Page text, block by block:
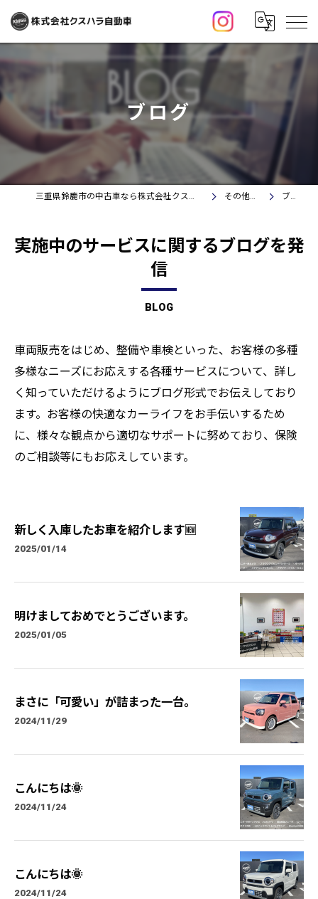
ブログ
三重県鈴鹿市の中古車なら株式会社クスハラ自動車 その他情報 ブログ
実施中のサービスに関するブログを発
信
BLOG
車両販売をはじめ、整備や車検といった、お客様の多種
多様なニーズにお応えする各種サービスについて、詳し
く知っていただけるようにブログ形式でお伝えしており
ます。お客様の快適なカーライフをお手伝いするため
に、様々な観点から適切なサポートに努めており、保険
のご相談等にもお応えしています。
新しく入庫したお車を紹介します🆕
2025/01/14
明けましておめでとうございます。
2025/01/05
まさに「可愛い」が詰まった一台。
2024/11/29
こんにちは🌞
2024/11/24
こんにちは🌞
2024/11/24